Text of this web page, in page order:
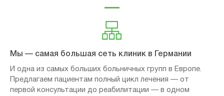
Мы — самая большая сеть клиник в Германии
И одна из самых больших больничных групп в Европе.
Предлагаем пациентам полный цикл лечения — от
первой консультации до реабилитации — в одном